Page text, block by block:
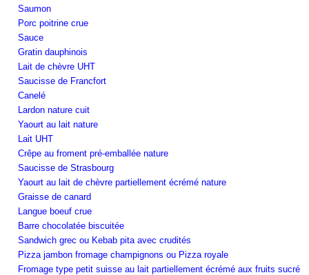
Saumon
Porc poitrine crue
Sauce
Gratin dauphinois
Lait de chèvre UHT
Saucisse de Francfort
Canelé
Lardon nature cuit
Yaourt au lait nature
Lait UHT
Crêpe au froment pré-emballée nature
Saucisse de Strasbourg
Yaourt au lait de chèvre partiellement écrémé nature
Graisse de canard
Langue boeuf crue
Barre chocolatée biscuitée
Sandwich grec ou Kebab pita avec crudités
Pizza jambon fromage champignons ou Pizza royale
Fromage type petit suisse au lait partiellement écrémé aux fruits sucré